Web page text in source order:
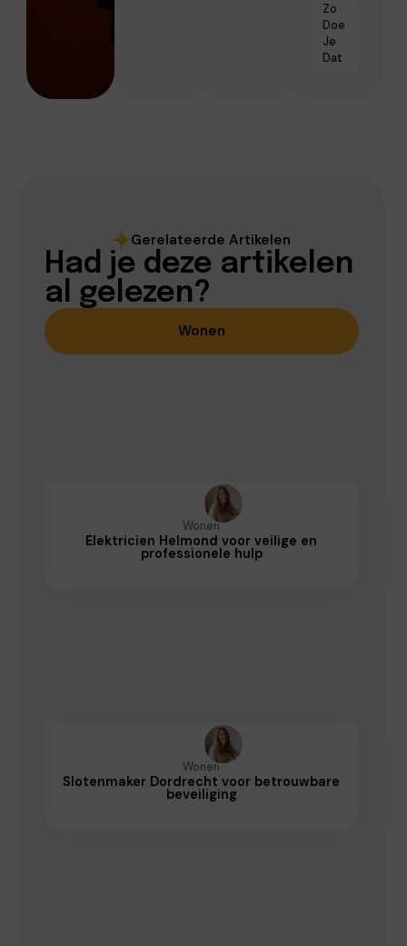
Zo
Doe
Je
Dat
Gerelateerde Artikelen
Had je deze artikelen
al gelezen?
Wonen
Wonen
Elektricien Helmond voor veilige en
professionele hulp
Wonen
Slotenmaker Dordrecht voor betrouwbare
beveiliging